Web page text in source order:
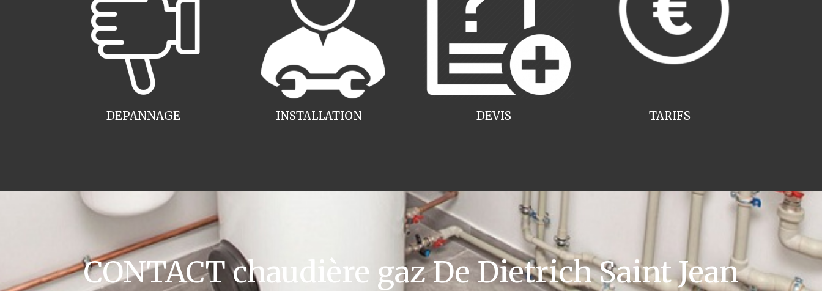
INSTALLATION
DEPANNAGE TARIFS
DEVIS
CONTACT chaudière gaz De Dietrich Saint Jean